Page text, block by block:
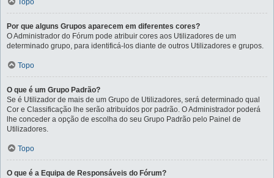
Topo
Por que alguns Grupos aparecem em diferentes cores?
O Administrador do Fórum pode atribuir cores aos Utilizadores de um
determinado grupo, para identificá-los diante de outros Utilizadores e grupos.
Topo
O que é um Grupo Padrão?
Se é Utilizador de mais de um Grupo de Utilizadores, será determinado qual
Cor e Classificação lhe serão atribuídos por padrão. O Administrador poderá
lhe conceder a opção de escolha do seu Grupo Padrão pelo Painel de
Utilizadores.
Topo
O que é a Equipa de Responsáveis do Fórum?